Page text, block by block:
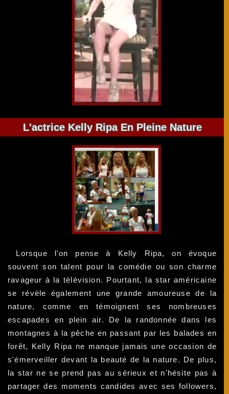
L'actrice Kelly Ripa En Pleine Nature
Lorsque l'on pense à Kelly Ripa, on évoque
souvent son talent pour la comédie ou son charme
ravageur à la télévision. Pourtant, la star américaine
se révèle également une grande amoureuse de la
nature, comme en témoignent ses nombreuses
escapades en plein air. De la randonnée dans les
montagnes à la pêche en passant par les balades en
forêt, Kelly Ripa ne manque jamais une occasion de
s'émerveiller devant la beauté de la nature. De plus,
la star ne se prend pas au sérieux et n'hésite pas à
partager des moments candides avec ses followers,